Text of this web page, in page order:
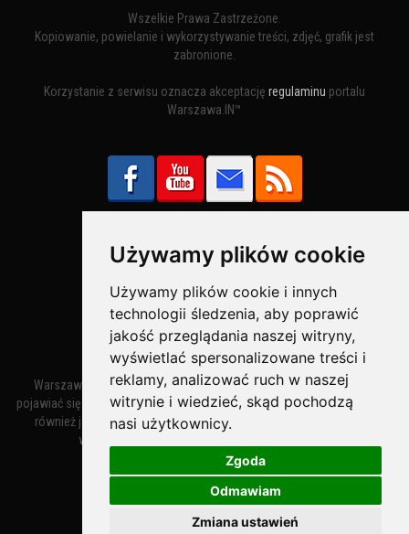
Używamy plików cookie
Używamy plików cookie i innych
technologii śledzenia, aby poprawić
jakość przeglądania naszej witryny,
wyświetlać spersonalizowane treści i
reklamy, analizować ruch w naszej
witrynie i wiedzieć, skąd pochodzą
nasi użytkownicy.
Zgoda
Odmawiam
Zmiana ustawień
Wszelkie Prawa Zastrzeżone.
Kopiowanie, powielanie i wykorzystywanie treści, zdjęć, grafik jest
zabronione.
Korzystanie z serwisu oznacza akceptację regulaminu portalu
Warszawa.IN™
Bezpieczne Płatności obsługuje:
Warszawa – miasto stołeczne Warszawa. Nazwa miasta zaczęła
pojawiać się w dokumentach w XIV wieku jako Warszewa, a od XV wieku
również jako Warszowa. Zmiana nazwy na Warszawa w XV wieku
wynikała z mazowieckiej wymowy dialektycznej.